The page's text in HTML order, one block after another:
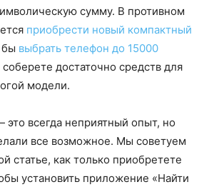
сумму. В противном
приобрести новый компактный
бы выбрать телефон до 15000
достаточно средств для
модели.
всегда неприятный опыт, но
все возможное. Мы советуем
статье, как только приобретете
установить приложение «Найти